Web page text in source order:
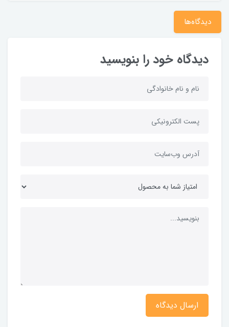
دیدگاه‌ها
دیدگاه خود را بنویسید
ارسال دیدگاه